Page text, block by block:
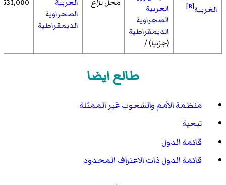
الغربية[B]
العربية
الصحراوية
الديمقراطية
(جزئيا) /
الصحراوية
الديمقراطية
طالع ايضا
منظمة الأمم والشعوب غير الممثلة
تبعية
قائمة الدول
قائمة الدول ذات الاعتراف المحدود